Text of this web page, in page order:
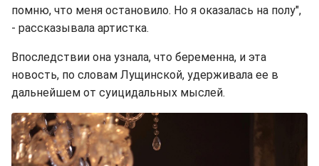
помню, что меня остановило. Но я оказалась на полу",
- рассказывала артистка.
Впоследствии она узнала, что беременна, и эта
новость, по словам Лущинской, удерживала ее в
дальнейшем от суицидальных мыслей.